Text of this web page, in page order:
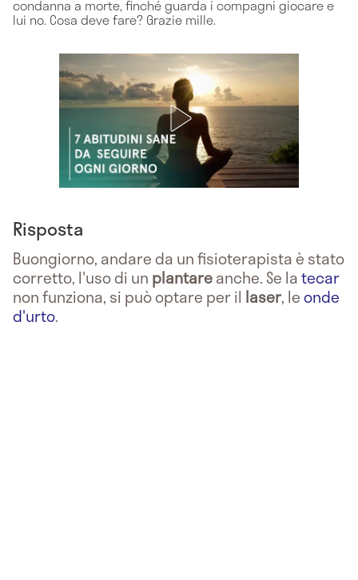
condanna a morte, finché guarda i compagni giocare e
lui no. Cosa deve fare? Grazie mille.
Risposta
Buongiorno, andare da un fisioterapista è stato
corretto, l'uso di un plantareanche. Se latecar
non funziona, si può optare per il laser, leonde
d'urto.